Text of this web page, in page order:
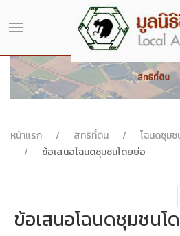
หน้าแรก สิทธิที่ดิน
โฉนดชุมช
ข้อเสนอโฉนดชุมชนโดยย่อ
ข้อเสนอโฉนดชุมชนโ